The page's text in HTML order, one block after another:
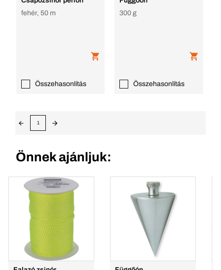
fehér, 50 m
Összehasonlítás
300 g
Összehasonlítás
1
Önnek ajánljuk: